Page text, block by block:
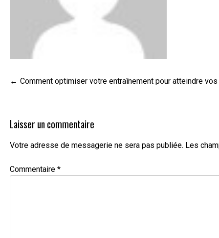
Navigation
Comment optimiser votre entraînement pour atteindre
Laisser un commentaire
Votre adresse de messagerie ne sera pas publiée. Les
Commentaire *